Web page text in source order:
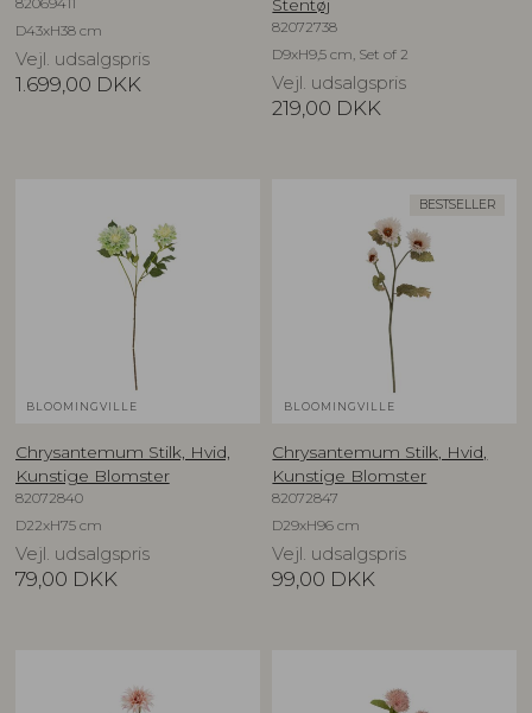
D43xH38 cm
Vejl. udsalgspris
1.699,00 DKK
Stentøj
82072738
D9xH9,5 cm, Set of 2
Vejl. udsalgspris
219,00 DKK
BLOOMINGVILLE
Chrysantemum Stilk, Hvid,
Kunstige Blomster
82072840
D22xH75 cm
Vejl. udsalgspris
79,00 DKK
BESTSELLER
BLOOMINGVILLE
Chrysantemum Stilk, Hvid,
Kunstige Blomster
82072847
D29xH96 cm
Vejl. udsalgspris
99,00 DKK